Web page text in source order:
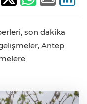
son dakika
Antep